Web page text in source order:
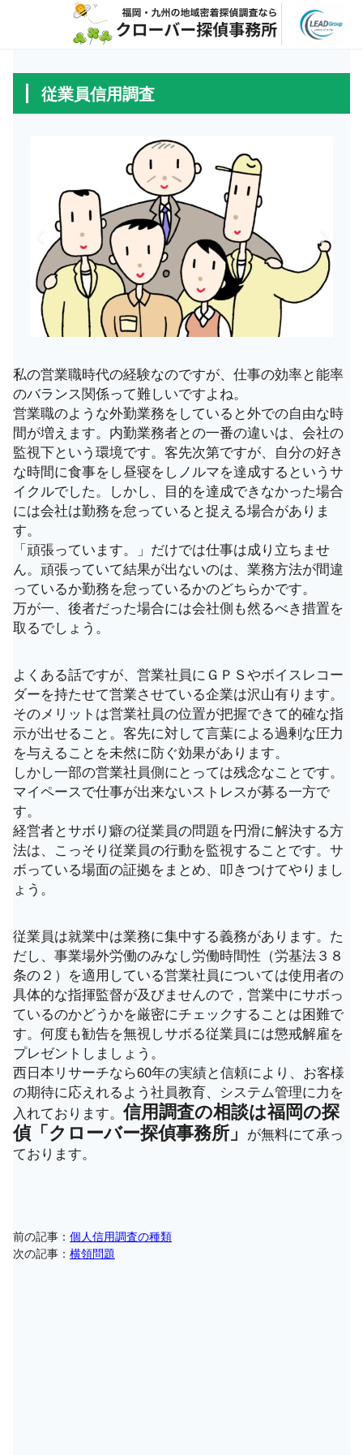
従業員信用調査
私の営業職時代の経験なのですが、仕事の効率と能率
のバランス関係って難しいですよね。
営業職のような外勤業務をしていると外での自由な時
間が増えます。内勤業務者との一番の違いは、会社の
監視下という環境です。客先次第ですが、自分の好き
な時間に食事をし昼寝をしノルマを達成するというサ
イクルでした。しかし、目的を達成できなかった場合
には会社は勤務を怠っていると捉える場合がありま
す。
「頑張っています。」だけでは仕事は成り立ちませ
ん。頑張っていて結果が出ないのは、業務方法が間違
っているか勤務を怠っているかのどちらかです。
万が一、後者だった場合には会社側も然るべき措置を
取るでしょう。
よくある話ですが、営業社員にＧＰＳやボイスレコー
ダーを持たせて営業させている企業は沢山有ります。
そのメリットは営業社員の位置が把握できて的確な指
示が出せること。客先に対して言葉による過剰な圧力
を与えることを未然に防ぐ効果があります。
しかし一部の営業社員側にとっては残念なことです。
マイペースで仕事が出来ないストレスが募る一方で
す。
経営者とサボり癖の従業員の問題を円滑に解決する方
法は、こっそり従業員の行動を監視することです。サ
ボっている場面の証拠をまとめ、叩きつけてやりまし
ょう。
従業員は就業中は業務に集中する義務があります。た
だし、事業場外労働のみなし労働時間性（労基法３８
条の２）を適用している営業社員については使用者の
具体的な指揮監督が及びませんので，営業中にサボっ
ているのかどうかを厳密にチェックすることは困難で
す。何度も勧告を無視しサボる従業員には懲戒解雇を
プレゼントしましょう。
西日本リサーチなら60年の実績と信頼により、お客様
の期待に応えれるよう社員教育、システム管理に力を
入れております。 信用調査の相談は福岡の探
偵「クローバー探偵事務所」 が無料にて承っ
ております。
前の記事： 個人信用調査の種類
次の記事： 横領問題